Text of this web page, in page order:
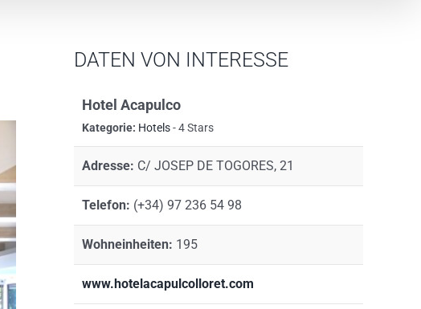
DATEN VON INTERESSE
Hotel Acapulco
Kategorie: Hotels- 4 Stars
Adresse: C/ JOSEP DE TOGORES, 21
Telefon: (+34) 97 236 54 98
Wohneinheiten: 195
www.hotelacapulcolloret.com